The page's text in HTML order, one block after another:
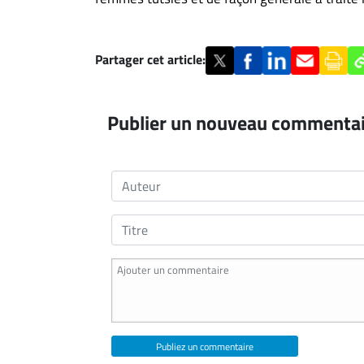
Partager cet article:
Publier un nouveau
Publiez un commentaire